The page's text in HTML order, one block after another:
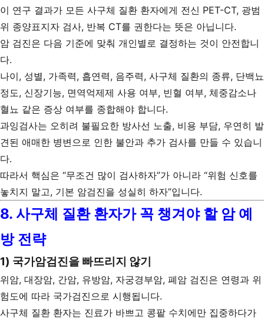
이 연구 결과가 모든 사구체 질환 환자에게 전신 PET-CT, 광범
위 종양표지자 검사, 반복 CT를 권한다는 뜻은 아닙니다.
암 검진은 다음 기준에 맞춰 개인별로 결정하는 것이 안전합니
다.
나이, 성별, 가족력, 흡연력, 음주력, 사구체 질환의 종류, 단백뇨
정도, 신장기능, 면역억제제 사용 여부, 빈혈 여부, 체중감소나
혈뇨 같은 증상 여부를 종합해야 합니다.
과잉검사는 오히려 불필요한 방사선 노출, 비용 부담, 우연히 발
견된 애매한 병변으로 인한 불안과 추가 검사를 만들 수 있습니
다.
따라서 핵심은 “무조건 많이 검사하자”가 아니라 “위험 신호를
놓치지 말고, 기본 암검진을 성실히 하자”입니다.
8. 사구체 질환 환자가 꼭 챙겨야 할 암 예
방 전략
1) 국가암검진을 빠뜨리지 않기
위암, 대장암, 간암, 유방암, 자궁경부암, 폐암 검진은 연령과 위
험도에 따라 국가검진으로 시행됩니다.
사구체 질환 환자는 진료가 바쁘고 콩팥 수치에만 집중하다가